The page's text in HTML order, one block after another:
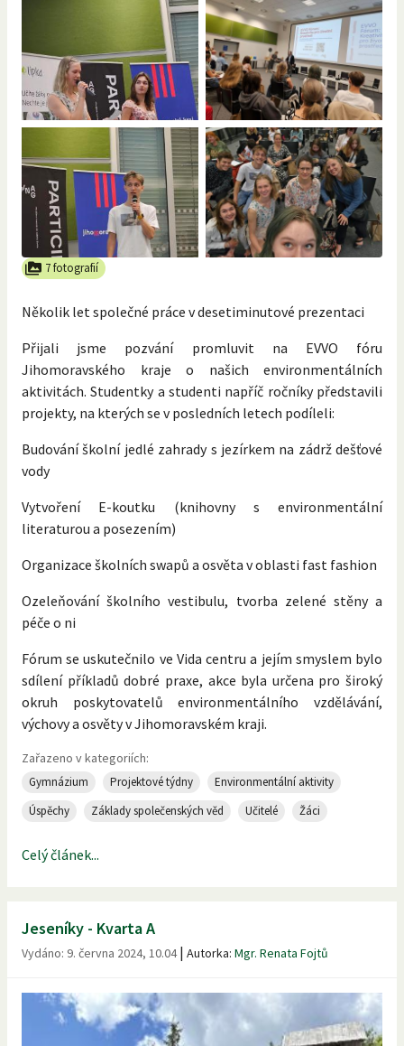
7 fotografií
Několik let společné práce v desetiminutové prezentaci
Přijali jsme pozvání promluvit na EVVO fóru
Jihomoravského kraje o našich environmentálních
aktivitách. Studentky a studenti napříč ročníky představili
projekty, na kterých se v posledních letech podíleli:
Budování školní jedlé zahrady s jezírkem na zádrž dešťové
vody
Vytvoření E-koutku (knihovny s environmentální
literaturou a posezením)
Organizace školních swapů a osvěta v oblasti fast fashion
Ozeleňování školního vestibulu, tvorba zelené stěny a
péče o ni
Fórum se uskutečnilo ve Vida centru a jejím smyslem bylo
sdílení příkladů dobré praxe, akce byla určena pro široký
okruh poskytovatelů environmentálního vzdělávání,
výchovy a osvěty v Jihomoravském kraji.
Zařazeno v kategoriích:
Gymnázium Projektové týdny
Environmentální aktivity
Úspěchy
Základy společenských věd Učitelé Žáci
Celý článek...
Jeseníky - Kvarta A
Vydáno: 9. června 2024, 10.04| Autorka: Mgr. Renata Fojtů